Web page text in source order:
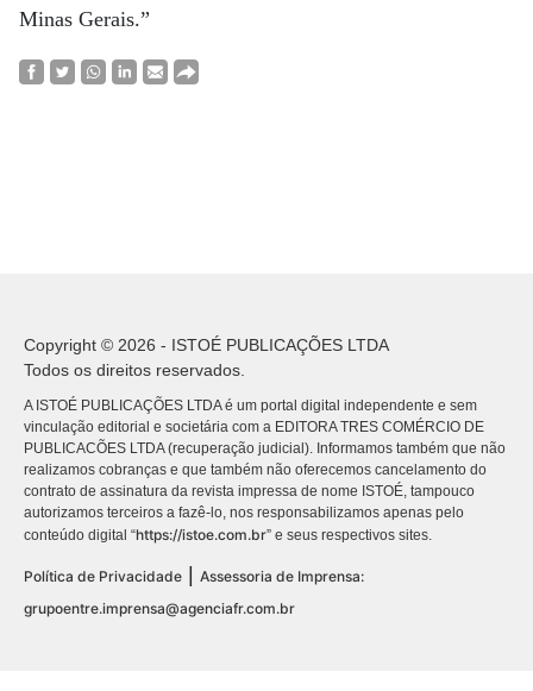
Minas Gerais.”
Copyright © 2026 - ISTOÉ PUBLICAÇÕES LTDA
Todos os direitos reservados.
A ISTOÉ PUBLICAÇÕES LTDA é um portal digital independente e sem
vinculação editorial e societária com a EDITORA TRES COMÉRCIO DE
PUBLICACÕES LTDA (recuperação judicial). Informamos também que não
realizamos cobranças e que também não oferecemos cancelamento do
contrato de assinatura da revista impressa de nome ISTOÉ, tampouco
autorizamos terceiros a fazê-lo, nos responsabilizamos apenas pelo
conteúdo digital “https://istoe.com.br” e seus respectivos sites.
Política de Privacidade
Assessoria de Imprensa:
grupoentre.imprensa@agenciafr.com.br